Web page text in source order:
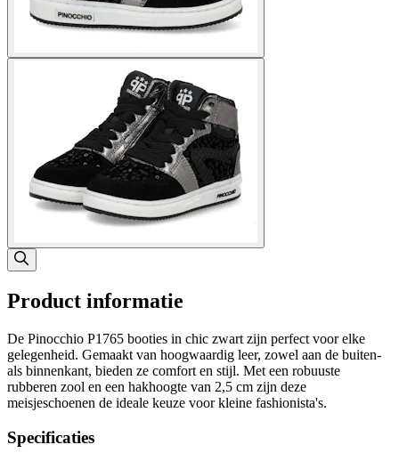
Product informatie
De Pinocchio P1765 booties in chic zwart zijn perfect voor elke
gelegenheid. Gemaakt van hoogwaardig leer, zowel aan de buiten-
als binnenkant, bieden ze comfort en stijl. Met een robuuste
rubberen zool en een hakhoogte van 2,5 cm zijn deze
meisjeschoenen de ideale keuze voor kleine fashionista's.
Specificaties